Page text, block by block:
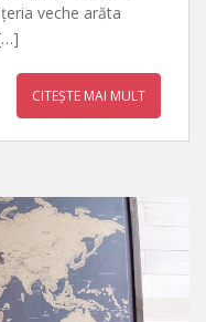
veche arăta
CITEȘTE MAI MULT